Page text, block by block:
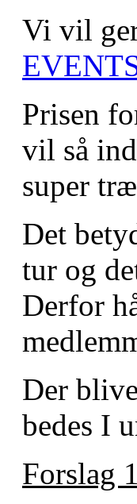
Vi vil
Prisen
vil så
super
Det
tur og
Derfor
Der
bedes I
Forslag